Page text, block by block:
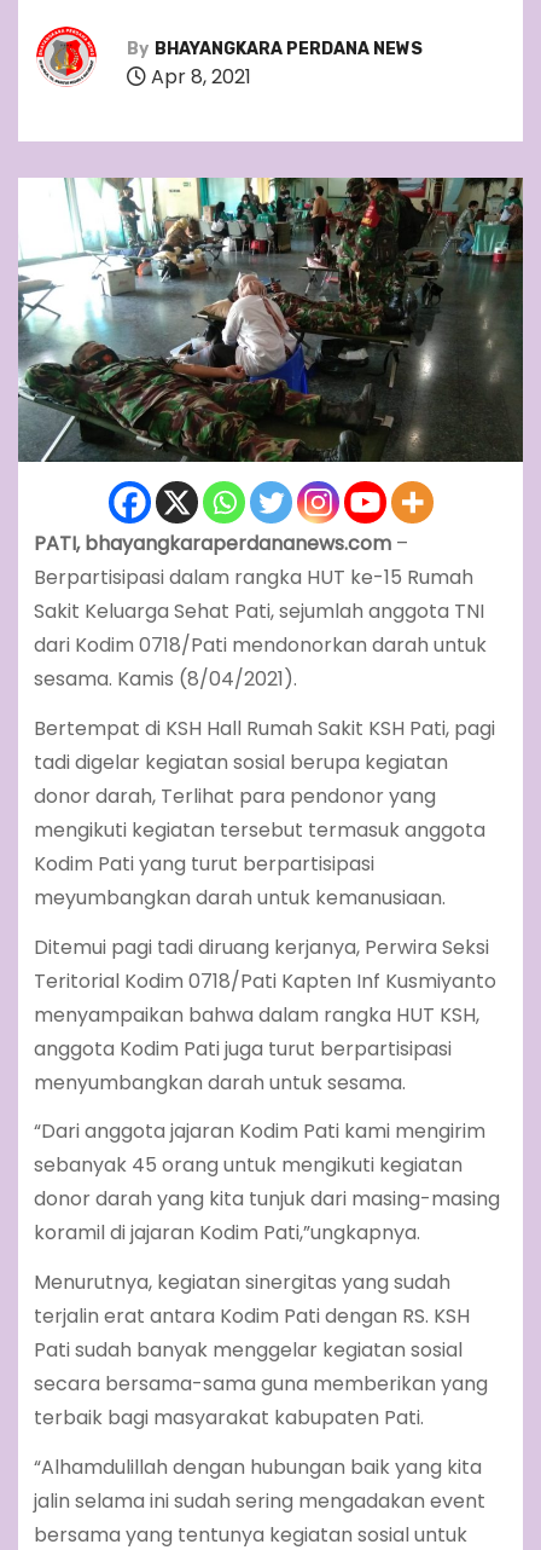
By BHAYANGKARA PERDANA NEWS
Apr 8, 2021
PATI, bhayangkaraperdananews.com–
Berpartisipasi dalam rangka HUT ke-15 Rumah
Sakit Keluarga Sehat Pati, sejumlah anggota TNI
dari Kodim 0718/Pati mendonorkan darah untuk
sesama. Kamis (8/04/2021).
Bertempat di KSH Hall Rumah Sakit KSH Pati, pagi
tadi digelar kegiatan sosial berupa kegiatan
donor darah, Terlihat para pendonor yang
mengikuti kegiatan tersebut termasuk anggota
Kodim Pati yang turut berpartisipasi
meyumbangkan darah untuk kemanusiaan.
Ditemui pagi tadi diruang kerjanya, Perwira Seksi
Teritorial Kodim 0718/Pati Kapten Inf Kusmiyanto
menyampaikan bahwa dalam rangka HUT KSH,
anggota Kodim Pati juga turut berpartisipasi
menyumbangkan darah untuk sesama.
“Dari anggota jajaran Kodim Pati kami mengirim
sebanyak 45 orang untuk mengikuti kegiatan
donor darah yang kita tunjuk dari masing-masing
koramil di jajaran Kodim Pati,”ungkapnya.
Menurutnya, kegiatan sinergitas yang sudah
terjalin erat antara Kodim Pati dengan RS. KSH
Pati sudah banyak menggelar kegiatan sosial
secara bersama-sama guna memberikan yang
terbaik bagi masyarakat kabupaten Pati.
“Alhamdulillah dengan hubungan baik yang kita
jalin selama ini sudah sering mengadakan event
bersama yang tentunya kegiatan sosial untuk